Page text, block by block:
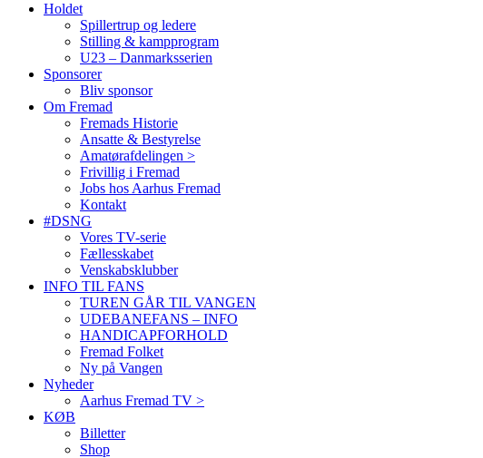
Holdet
Spillertrup og ledere
Stilling & kampprogram
U23 – Danmarksserien
Sponsorer
Bliv sponsor
Om Fremad
Fremads Historie
Ansatte & Bestyrelse
Amatørafdelingen >
Frivillig i Fremad
Jobs hos Aarhus Fremad
Kontakt
#DSNG
Vores TV-serie
Fællesskabet
Venskabsklubber
INFO TIL FANS
TUREN GÅR TIL VANGEN
UDEBANEFANS – INFO
HANDICAPFORHOLD
Fremad Folket
Ny på Vangen
Nyheder
Aarhus Fremad TV >
KØB
Billetter
Shop